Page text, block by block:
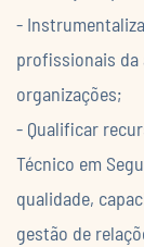
-
profissionais da
organizações;
- Qualificar
Técnico em
qualidade,
gestão de